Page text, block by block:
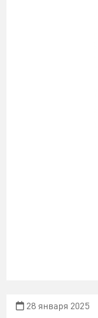
28 января 2025